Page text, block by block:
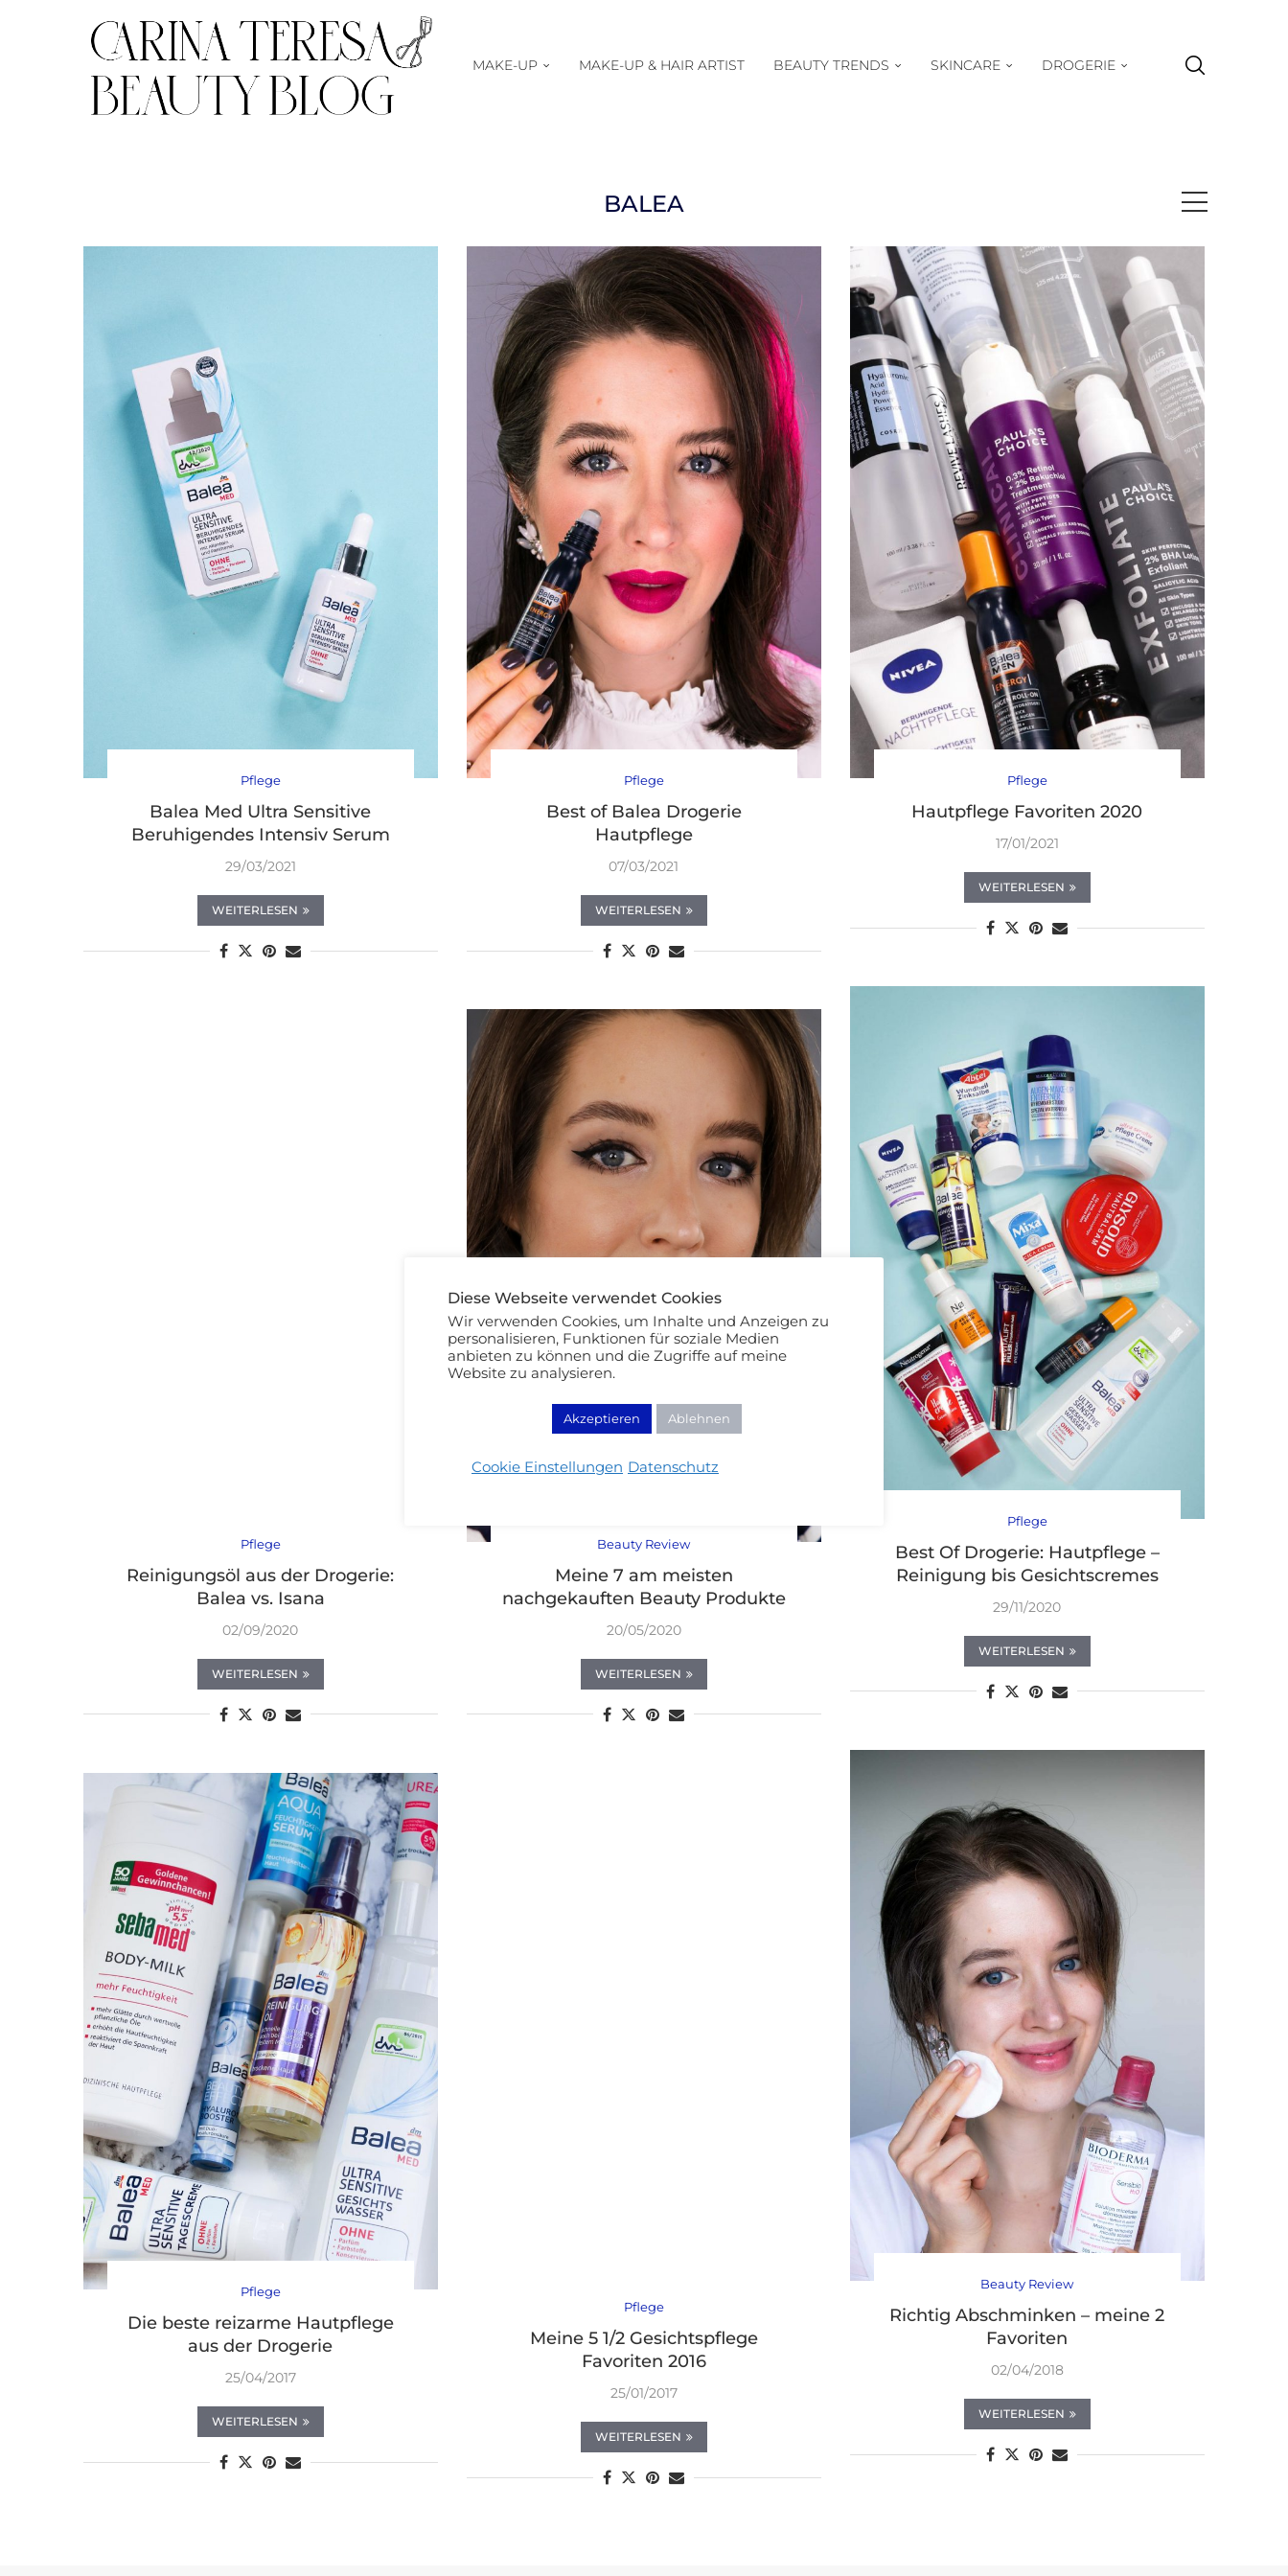
MAKE-UP MAKE-UP & HAIR ARTIST BEAUTY TRENDS SKINCARE DROGERIE
BALEA
Pflege
Balea Med Ultra Sensitive
Beruhigendes Intensiv Serum
29/03/2021
WEITERLESEN
Pflege
Best of Balea Drogerie
Hautpflege
07/03/2021
WEITERLESEN
Pflege
Hautpflege Favoriten 2020
17/01/2021
WEITERLESEN
Pflege
Best Of Drogerie: Hautpflege –
Reinigung bis Gesichtscremes
29/11/2020
WEITERLESEN
Pflege
Reinigungsöl aus der Drogerie:
Balea vs. Isana
02/09/2020
WEITERLESEN
Beauty Review
Meine 7 am meisten
nachgekauften Beauty Produkte
20/05/2020
WEITERLESEN
Beauty Review
Richtig Abschminken – meine 2
Favoriten
02/04/2018
WEITERLESEN
Pflege
Die beste reizarme Hautpflege
aus der Drogerie
25/04/2017
WEITERLESEN
Pflege
Meine 5 1/2 Gesichtspflege
Favoriten 2016
25/01/2017
WEITERLESEN
Diese Webseite verwendet Cookies
Wir verwenden Cookies, um Inhalte und Anzeigen zu
personalisieren, Funktionen für soziale Medien
anbieten zu können und die Zugriffe auf meine
Website zu analysieren.
Akzeptieren Ablehnen
Cookie Einstellungen Datenschutz